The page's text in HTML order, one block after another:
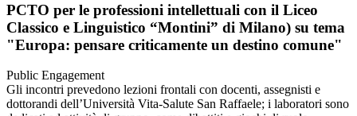
PCTO per le professioni intellettuali con il Liceo
Classico e Linguistico “Montini” di Milano) su tema
"Europa: pensare criticamente un destino comune"
Public Engagement
Gli incontri prevedono lezioni frontali con docenti, assegnisti e
dottorandi dell’Università Vita-Salute San Raffaele; i laboratori sono